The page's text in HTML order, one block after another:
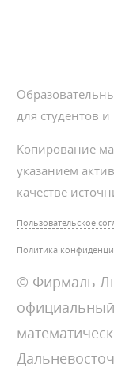
для студентов
Копирование
указанием
качестве
Пользовательское
Политика
© Фирмаль
официальный